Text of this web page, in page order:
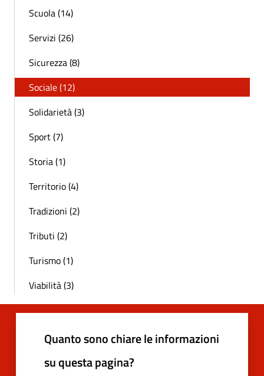
Scuola (14)
Servizi (26)
Sicurezza (8)
Sociale (12)
Solidarietà (3)
Sport (7)
Storia (1)
Territorio (4)
Tradizioni (2)
Tributi (2)
Turismo (1)
Viabilità (3)
Quanto sono chiare le informazioni
su questa pagina?